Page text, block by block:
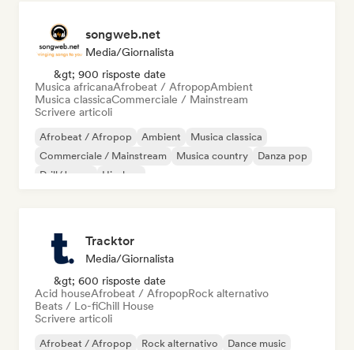
songweb.net
Media/Giornalista
&gt; 900 risposte date
Musica africanaAfrobeat / AfropopAmbient
Musica classicaCommerciale / Mainstream
Scrivere articoli
Afrobeat / Afropop Ambient
Musica classica
Commerciale / Mainstream
Musica country
Danza pop
Drill/Jersey
Hip-hop
Tracktor
Media/Giornalista
&gt; 600 risposte date
Acid houseAfrobeat / AfropopRock alternativo
Beats / Lo-fiChill House
Scrivere articoli
Afrobeat / Afropop Rock alternativo
Dance music